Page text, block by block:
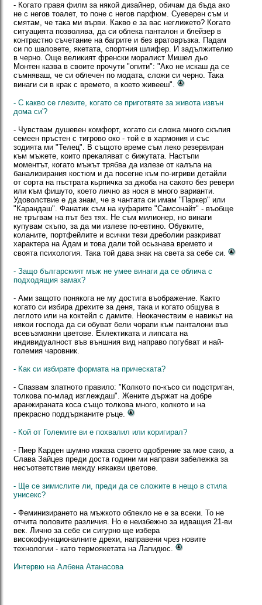
- Когато правя филм за някой дизайнер, обичам да бъда ако
не с негов тоалет, то поне с негов парфюм. Суеверен съм и
смятам, че така ми върви. Какво е за вас неглижето? Когато
ситуацията позволява, да си облека панталон и блейзер в
контрастно съчетание на багрите и без вратовръзка. Падам
си по шаловете, якетата, спортния шлифер. И задължителио
в черно. Още великият френски моралист Мишел дьо
Монтен казва в своите прочути "опити": "Ако не искаш да се
съмняваш, че си облечен по модата, сложи си черно. Така
винаги си в крак с времето, в което живееш".
- С какво се глезите, когато се приготвяте за живота извън
дома си'?
- Чувствам душевен комфорт, когато си сложа много скъпия
семеен пръстен с тигрово око - той е в хармония и със
зодията ми "Телец". В същото време съм леко резервиран
към мъжете, които прекаляват с бижутата. Настъпи
моментът, когато мъжът трябва да излезе от калъпа на
банализирания костюм и да посегне към по-игриви детайли
от сорта на пъстрата кьрпичка за джоба на сакото без ревери
или към фишуто, което лично аз нося в много варианти.
Удоволствие е да знам, че в чантата си имам "Паркер" или
"Карандаш". Фанатик съм на куфарите "Самсонайт" - въобще
не тръгвам на път без тях. Не съм милионер, но винаги
купувам скъпо, за да ми излезе по-евтино. Обувките,
коланите, портфейлите и всички тези дреболии разкриват
характера на Адам и това дали той осьзнава времето и
своята психология. Така той дава знак на света за себе си.
- Защо българският мъж не умее винаги да се облича с
подходящия замах?
- Ами защото понякога не му достига въображение. Както
когато си избира дрехите за деня, така и когато общува в
леглото или на коктейл с дамите. Неокачествим е навикьт на
някои господа да си обуват бели чорапи към панталони във
всевъзможни цветове. Еклектиката и липсата на
индивидуалност във външния вид направо погубват и най-
големия чаровник.
- Как си избирате формата на прическата?
- Спазвам златното правило: "Колкото по-късо си подстриган,
толкова по-млад изглеждаш". Жените държат на добре
аранжираната коса също толкова много, колкото и на
прекрасно поддържаните ръце.
- Кой от Големите ви е похвалил или коригирал?
- Пиер Карден шумно изказа своето одобрение за мое сако, а
Слава Зайцев преди доста години ми направи забележка за
несъответствие между някакви цветове.
- Ще се зимислите ли, преди да се сложите в нещо в стила
унисекс?
- Феминизирането на мъжкото облекло не е за всеки. То не
отчита половите различия. Но е неизбежно за идващия 21-ви
век. Лично за себе си сигурно ще избера
високофункционалните дрехи, направени чрез новите
технологии - като термоякетата на Лапидюс.
Интервю на Албена Атанасова